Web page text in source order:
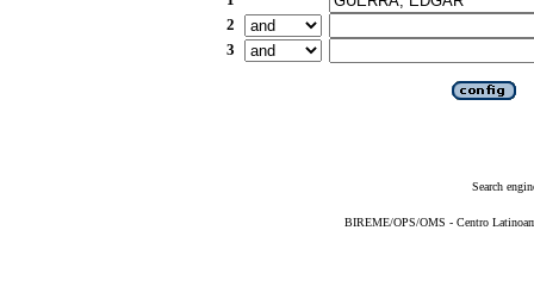
2
3
Search
BIREME/OPS/OMS - Centro